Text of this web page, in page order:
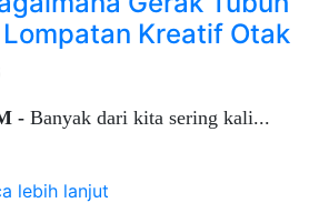
Kreatif Otak
- Banyak dari kita sering kali...
lebih lanjut